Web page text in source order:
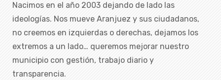
Nacimos en el año 2003 dejando de lado las
ideologías. Nos mueve Aranjuez y sus ciudadanos,
no creemos en izquierdas o derechas, dejamos los
extremos a un lado… queremos mejorar nuestro
municipio con gestión, trabajo diario y
transparencia.